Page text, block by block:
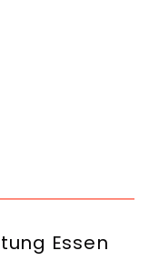
Essen